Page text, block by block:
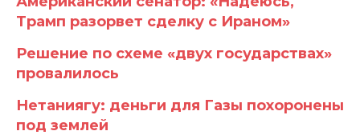
Трамп разорвет сделку с Ираном»
Решение по схеме «двух государствах»
провалилось
Нетаниягу: деньги для Газы похоронены
под землей